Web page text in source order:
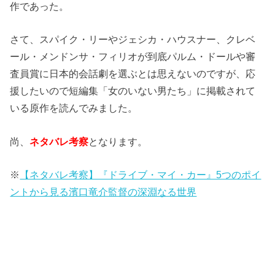
作であった。
さて、スパイク・リーやジェシカ・ハウスナー、クレベ
ール・メンドンサ・フィリオが到底パルム・ドールや審
査員賞に日本的会話劇を選ぶとは思えないのですが、応
援したいので短編集「女のいない男たち」に掲載されて
いる原作を読んでみました。
尚、ネタバレ考察となります。
※
【ネタバレ考察】『ドライブ・マイ・カー』5つのポイ
ントから見る濱口竜介監督の深淵なる世界